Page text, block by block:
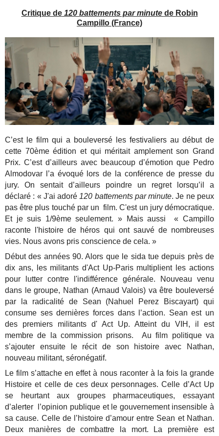
Critique de120 battements par minute de Robin
Campillo (France)
C’est le film qui a bouleversé les festivaliers au début de
cette 70ème édition et qui méritait amplement son Grand
Prix. C’est d’ailleurs avec beaucoup d’émotion que Pedro
Almodovar l’a évoqué lors de la conférence de presse du
jury. On sentait d’ailleurs poindre un regret lorsqu’il a
déclaré : « J'ai adoré 120 battements par minute. Je ne peux
pas être plus touché par un film. C'est un jury démocratique.
Et je suis 1/9ème seulement. » Mais aussi « Campillo
raconte l'histoire de héros qui ont sauvé de nombreuses
vies. Nous avons pris conscience de cela. »
Début des années 90. Alors que le sida tue depuis près de
dix ans, les militants d'Act Up-Paris multiplient les actions
pour lutter contre l'indifférence générale. Nouveau venu
dans le groupe, Nathan (Arnaud Valois) va être bouleversé
par la radicalité de Sean (Nahuel Perez Biscayart) qui
consume ses dernières forces dans l’action. Sean est un
des premiers militants d' Act Up. Atteint du VIH, il est
membre de la commission prisons. Au film politique va
s’ajouter ensuite le récit de son histoire avec Nathan,
nouveau militant, séronégatif.
Le film s’attache en effet à nous raconter à la fois la grande
Histoire et celle de ces deux personnages. Celle d’Act Up
se heurtant aux groupes pharmaceutiques, essayant
d’alerter l’opinion publique et le gouvernement insensible à
sa cause. Celle de l’histoire d’amour entre Sean et Nathan.
Deux manières de combattre la mort. La première est